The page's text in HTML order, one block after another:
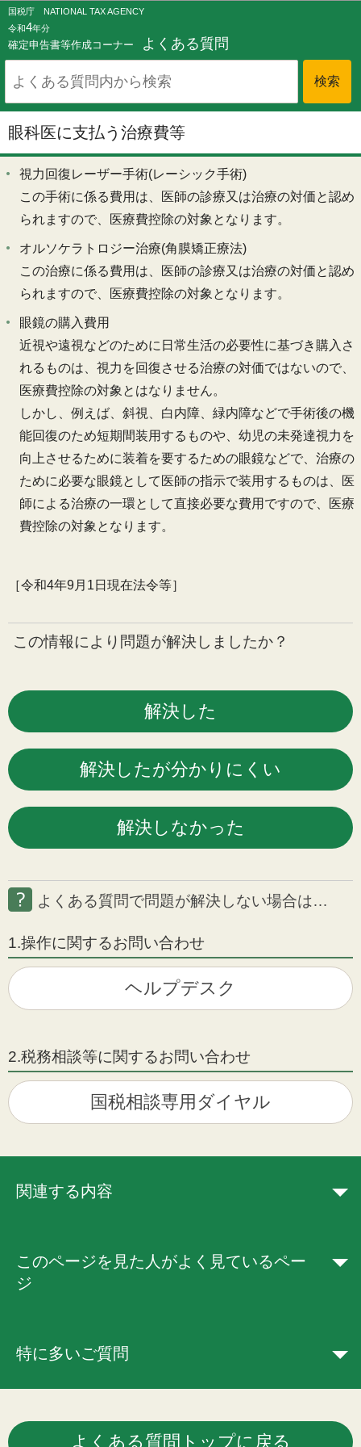
このページの本文へ移動
国税庁 NATIONAL TAX AGENCY
令和4年分
確定申告書等作成コーナー よくある質問
眼科医に支払う治療費等
視力回復レーザー手術(レーシック手術)
この手術に係る費用は、医師の診療又は治療の対価と認め
られますので、医療費控除の対象となります。
オルソケラトロジー治療(角膜矯正療法)
この治療に係る費用は、医師の診療又は治療の対価と認め
られますので、医療費控除の対象となります。
眼鏡の購入費用
近視や遠視などのために日常生活の必要性に基づき購入さ
れるものは、視力を回復させる治療の対価ではないので、
医療費控除の対象とはなりません。
しかし、例えば、斜視、白内障、緑内障などで手術後の機
能回復のため短期間装用するものや、幼児の未発達視力を
向上させるために装着を要するための眼鏡などで、治療の
ために必要な眼鏡として医師の指示で装用するものは、医
師による治療の一環として直接必要な費用ですので、医療
費控除の対象となります。
［令和4年9月1日現在法令等］
この情報により問題が解決しましたか？
よくある質問で問題が解決しない場合は…
1.操作に関するお問い合わせ
ヘルプデスク
2.税務相談等に関するお問い合わせ
国税相談専用ダイヤル
関連する内容
このページを見た人がよく見ているペー
ジ
特に多いご質問
よくある質問トップに戻る